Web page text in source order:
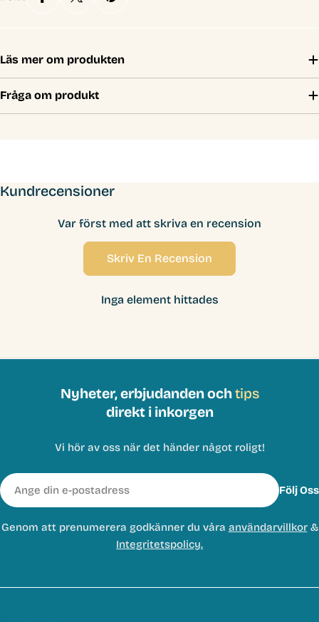
Läs mer om produkten
Fråga om produkt
Kundrecensioner
Var först med att skriva en recension
Skriv En Recension
Inga element hittades
Nyheter, erbjudanden ochtips
direkt i inkorgen
Vi hör av oss när det händer något roligt!
E-
post
Följ Oss
Genom att prenumerera godkänner du våra användarvillkor&
Integritetspolicy.